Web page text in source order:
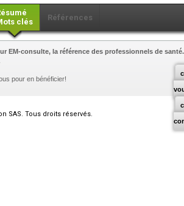
clés
Références
EM-consulte, la référence des professionnels de santé.
pour en bénéficier!
SAS. Tous droits réservés.